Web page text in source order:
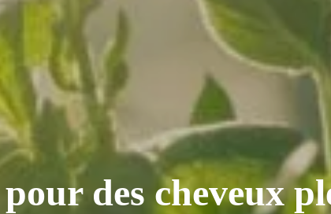
des cheveux